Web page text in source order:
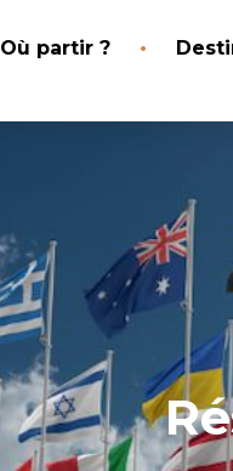
Où partir ?